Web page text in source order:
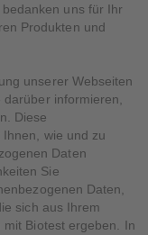
uns für Ihr
Produkten und
unserer Webseiten
darüber informieren,
Diese
wie und zu
Daten
Sie
Daten,
sich aus Ihrem
Biotest ergeben. In